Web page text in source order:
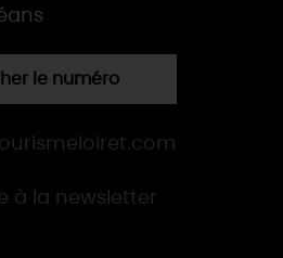
le numéro
à la newsletter